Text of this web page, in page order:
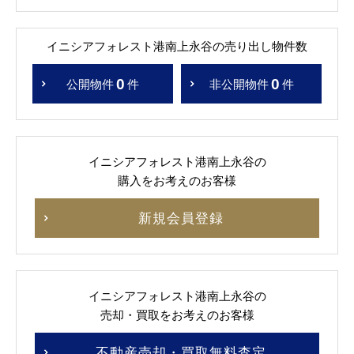
イニシアフォレスト港南上永谷の売り出し物件数
公開物件0 件 非公開物件 0 件
イニシアフォレスト港南上永谷の
購入をお考えのお客様
新規会員登録
イニシアフォレスト港南上永谷の
売却・買取をお考えのお客様